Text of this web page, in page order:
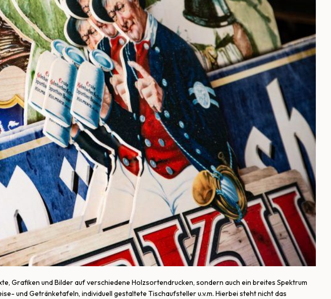
Grafiken und Bilder auf verschiedene Holzsortendrucken, sondern auch ein breites Spektrum
und Getränketafeln, individuell gestaltete Tischaufsteller u.v.m. Hierbei steht nicht das